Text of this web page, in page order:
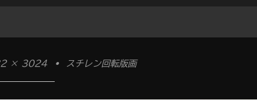
× 3024 • スチレン回転版画